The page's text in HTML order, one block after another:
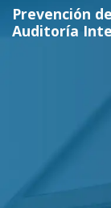
Prevención
Auditoría